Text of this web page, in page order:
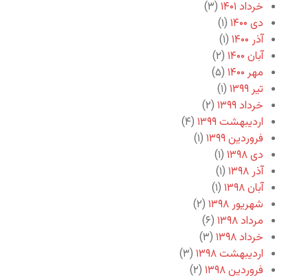
خرداد ۱۴۰۱
(۳)
دی ۱۴۰۰
(۱)
آذر ۱۴۰۰
(۱)
آبان ۱۴۰۰
(۲)
مهر ۱۴۰۰
(۵)
تیر ۱۳۹۹
(۱)
خرداد ۱۳۹۹
(۲)
اردیبهشت ۱۳۹۹
(۴)
فروردین ۱۳۹۹
(۱)
دی ۱۳۹۸
(۱)
آذر ۱۳۹۸
(۱)
آبان ۱۳۹۸
(۱)
شهریور ۱۳۹۸
(۲)
مرداد ۱۳۹۸
(۶)
خرداد ۱۳۹۸
(۳)
اردیبهشت ۱۳۹۸
(۳)
فروردین ۱۳۹۸
(۲)